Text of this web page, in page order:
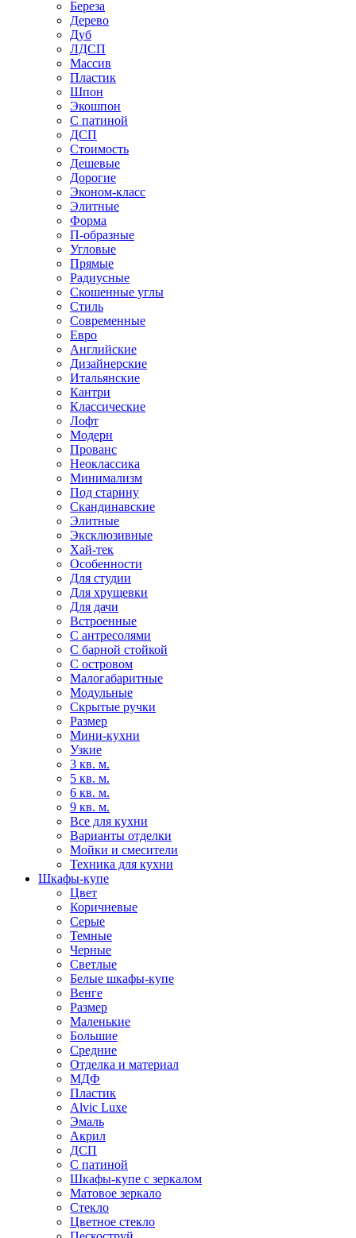
Береза
Дерево
Дуб
ЛДСП
Массив
Пластик
Шпон
Экошпон
С патиной
ДСП
Стоимость
Дешевые
Дорогие
Эконом-класс
Элитные
Форма
П-образные
Угловые
Прямые
Радиусные
Скошенные углы
Стиль
Современные
Евро
Английские
Дизайнерские
Итальянские
Кантри
Классические
Лофт
Модерн
Прованс
Неоклассика
Минимализм
Под старину
Скандинавские
Элитные
Эксклюзивные
Хай-тек
Особенности
Для студии
Для хрущевки
Для дачи
Встроенные
С антресолями
С барной стойкой
С островом
Малогабаритные
Модульные
Скрытые ручки
Размер
Мини-кухни
Узкие
3 кв. м.
5 кв. м.
6 кв. м.
9 кв. м.
Все для кухни
Варианты отделки
Мойки и смесители
Техника для кухни
Шкафы-купе
Цвет
Коричневые
Серые
Темные
Черные
Светлые
Белые шкафы-купе
Венге
Размер
Маленькие
Большие
Средние
Отделка и материал
МДФ
Пластик
Alvic Luxe
Эмаль
Акрил
ДСП
С патиной
Шкафы-купе с зеркалом
Матовое зеркало
Стекло
Цветное стекло